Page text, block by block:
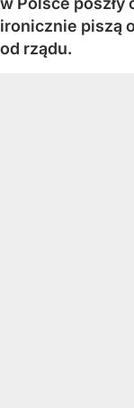
ironicznie piszą
od rządu.